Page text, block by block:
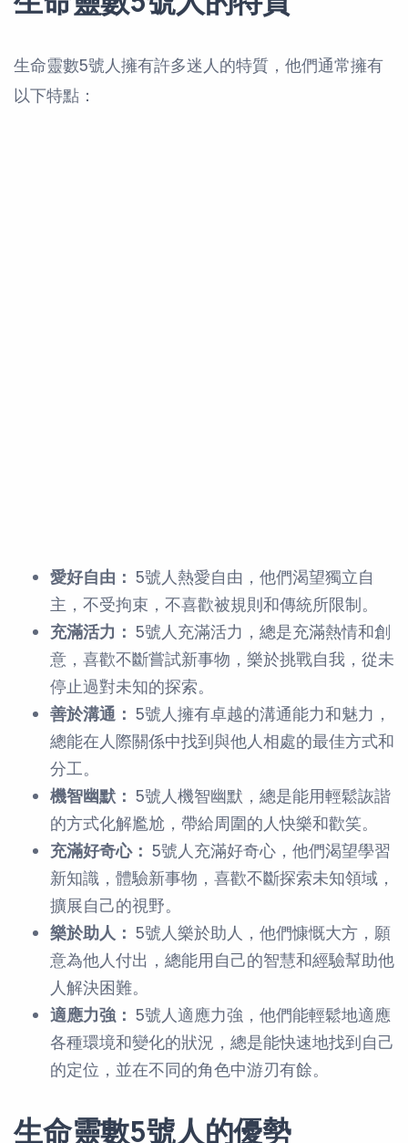
生命靈數5號人擁有許多迷人的特質，他們通常擁有
以下特點：
愛好自由： 5號人熱愛自由，他們渴望獨立自
主，不受拘束，不喜歡被規則和傳統所限制。
充滿活力： 5號人充滿活力，總是充滿熱情和創
意，喜歡不斷嘗試新事物，樂於挑戰自我，從未
停止過對未知的探索。
善於溝通： 5號人擁有卓越的溝通能力和魅力，
總能在人際關係中找到與他人相處的最佳方式和
分工。
機智幽默： 5號人機智幽默，總是能用輕鬆詼諧
的方式化解尷尬，帶給周圍的人快樂和歡笑。
充滿好奇心： 5號人充滿好奇心，他們渴望學習
新知識，體驗新事物，喜歡不斷探索未知領域，
擴展自己的視野。
樂於助人： 5號人樂於助人，他們慷慨大方，願
意為他人付出，總能用自己的智慧和經驗幫助他
人解決困難。
適應力強： 5號人適應力強，他們能輕鬆地適應
各種環境和變化的狀況，總是能快速地找到自己
的定位，並在不同的角色中游刃有餘。
生命靈數5號人的優勢